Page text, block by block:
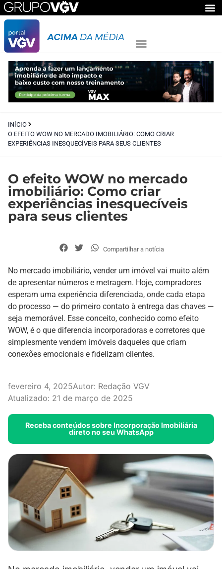
INÍCIO
O EFEITO WOW NO MERCADO IMOBILIÁRIO: COMO CRIAR
EXPERIÊNCIAS INESQUECÍVEIS PARA SEUS CLIENTES
O efeito WOW no mercado
imobiliário: Como criar
experiências inesquecíveis
para seus clientes
Compartilhar a notícia
No mercado imobiliário, vender um imóvel vai muito além
de apresentar números e metragem. Hoje, compradores
esperam uma experiência diferenciada, onde cada etapa
do processo — do primeiro contato à entrega das chaves —
seja memorável. Esse conceito, conhecido como efeito
WOW, é o que diferencia incorporadoras e corretores que
simplesmente vendem imóveis daqueles que criam
conexões emocionais e fidelizam clientes.
fevereiro 4, 2025Autor: Redação VGV
Atualizado: 21 de março de 2025
Receba conteúdos sobre Incorporação Imobiliária
direto no seu WhatsApp